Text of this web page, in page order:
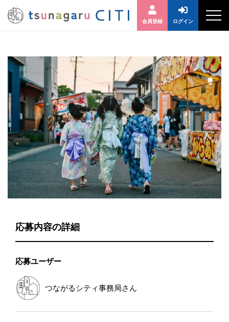
会員登録 ログイン
応募内容の詳細
応募ユーザー
つながるシティ事務局さん